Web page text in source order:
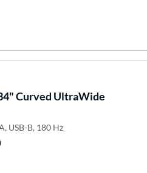
Curved UltraWide
USB-B, 180 Hz